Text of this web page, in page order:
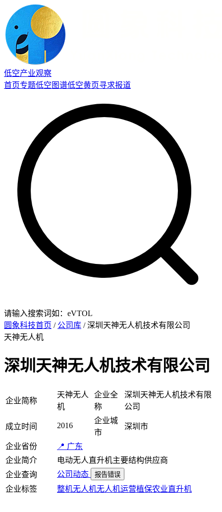
低空产业观察
首页专题低空图谱低空黄页寻求报道
请输入搜索词如：eVTOL
圆象科技首页 / 公司库 / 深圳天神无人机技术有限公司
天神无人机
深圳天神无人机技术有限公司
企业简称
天神无人
机
企业全
称
深圳天神无人机技术有限
公司
成立时间 2016
企业城
市
深圳市
企业省份
📍 广东
企业简介
电动无人直升机主要结构供应商
企业查询
公司动态 报告错误
企业标签 整机无人机无人机运营植保农业直升机